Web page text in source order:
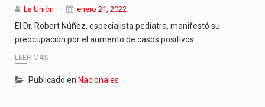
La Unión enero 21, 2022
El Dr. Robert Núñez, especialista pediatra, manifestó su
preocupación por el aumento de casos positivos…
LEER MÁS
Publicado en Nacionales